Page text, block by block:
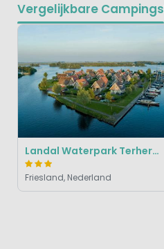
Vergelijkbare Campings
Landal Waterpark Terherne
Friesland, Nederland